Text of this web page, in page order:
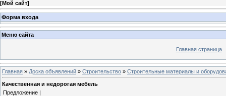
[Мой сайт]
Форма входа
Меню сайта
Главная страница
Главная » Доска объявлений » Строительство » Строительные материалы и
Качественная и недорогая мебель
Предложение |